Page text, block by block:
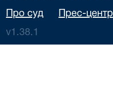
Про суд Прес-центр
v1.38.1